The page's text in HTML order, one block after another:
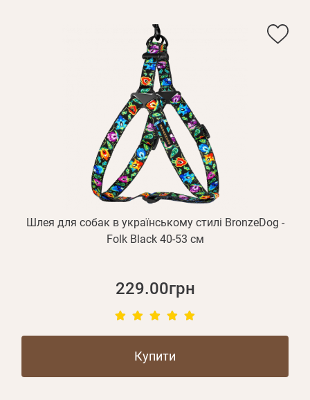
Шлея для собак в українському стилі BronzeDog -
Folk Black 40-53 см
229.00грн
Купити